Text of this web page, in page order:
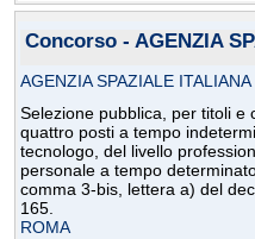
Concorso - AGENZIA
AGENZIA SPAZIALE ITALIANA
Selezione pubblica, per titoli e
quattro posti a tempo
tecnologo, del livello
personale a tempo
comma 3-bis, lettera a) del
165.
ROMA